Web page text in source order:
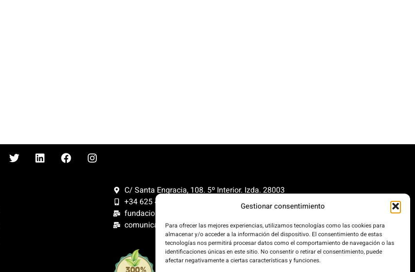
Gestionar consentimiento
Para ofrecer las mejores experiencias, utilizamos tecnologías como las cookies para
almacenar y/o acceder a la información del dispositivo. El consentimiento de estas
tecnologías nos permitirá procesar datos como el comportamiento de navegación o las
identificaciones únicas en este sitio. No consentir o retirar el consentimiento, puede
afectar negativamente a ciertas características y funciones.
C/ Santa Engracia, 108. 5º Interior. Izda. 28003
+34 625 47 42 11
fundacion@fundacionrenovables.org
comunicacion@fundacionrenovables.org
Compensamos la huella de carbono en un
300%. Web 100% impulsada por energías